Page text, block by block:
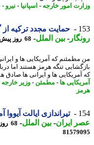
امور خارجه-اسپانیا-نیرو -
حمایت مجدد ترکیه از
-بین الملل-68 روز پیش - سه شنبه 12 خرداد 1405، 23:32
که آمریکایی ها و ایرانی
تنگه هرمز هستند اما
ها و ایرانی ها صادق
ها- مطمئن-وزیر خارجه
تیراندازی ایالت آیووا آمریکا/ 6
ایران- بین الملل-68 روز پیش - سه شنبه 12 خرداد 1405، 09:30